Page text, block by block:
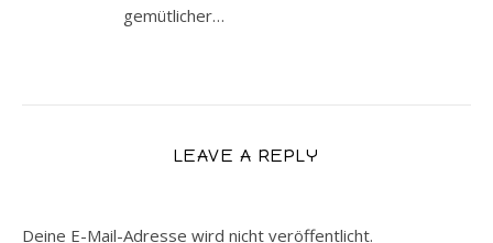
gemütlicher…
LEAVE A REPLY
Deine E-Mail-Adresse wird nicht veröffentlicht.